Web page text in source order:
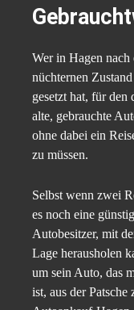
Wer in Hagen
nüchternen
gesetzt hat, für den
alte, gebrauchte
ohne dabei ein
zu müssen.
Selbst wenn zwei
es noch eine
Autobesitzer, mit
Lage herausholen
um sein Auto, das
ist, aus der